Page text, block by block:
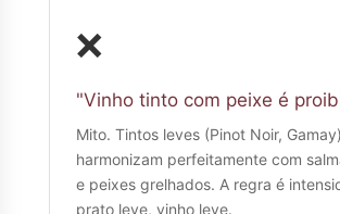
❌
"Vinho tinto com peixe é
Mito. Tintos leves (Pinot Noir, Gamay)
harmonizam perfeitamente com
e peixes grelhados. A regra é
prato leve, vinho leve.